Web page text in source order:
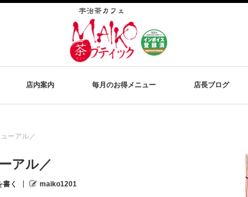
店内案内 毎月のお得メニュー 店長ブログ
ーアル／
アル／
書く maiko1201